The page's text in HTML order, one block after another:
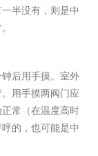
半没有，则是中
后用手摸。室外
用手摸两阀门应
常（在温度高时
的，也可能是中